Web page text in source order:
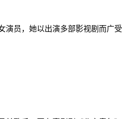
演员，她以出演多部影视剧而广受